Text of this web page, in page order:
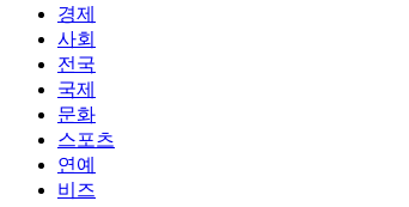
경제
사회
전국
국제
문화
스포츠
연예
비즈